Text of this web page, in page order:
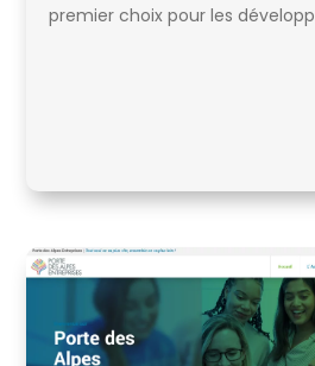
premier choix pour les